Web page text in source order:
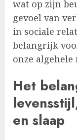
wat op zijn
gevoel van
in sociale
belangrijk
onze
Het
en slaap